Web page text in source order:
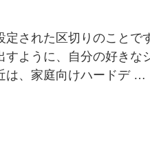
された区切りのことで
ように、自分の好きな
は、家庭向けハードデ …